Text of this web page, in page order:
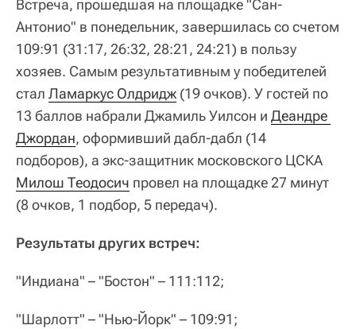
Встреча, прошедшая на площадке "Сан-
Антонио" в понедельник, завершилась со счетом
109:91 (31:17, 26:32, 28:21, 24:21) в пользу
хозяев. Самым результативным у победителей
стал Ламаркус Олдридж (19 очков). У гостей по
13 баллов набрали Джамиль Уилсон и Деандре
Джордан, оформивший дабл-дабл (14
подборов), а экс-защитник московского ЦСКА
Милош Теодосич провел на площадке 27 минут
(8 очков, 1 подбор, 5 передач).
Результаты других встреч:
"Индиана" – "Бостон" – 111:112;
"Шарлотт" – "Нью-Йорк" – 109:91;